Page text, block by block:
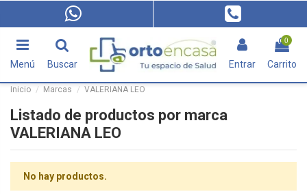
Menú Buscar Entrar
0
Carrito
Inicio Marcas VALERIANA LEO
Listado de productos por marca
VALERIANA LEO
No hay productos.